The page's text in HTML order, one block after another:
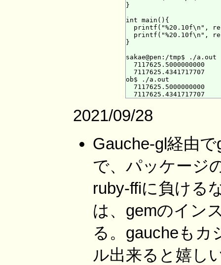
}
int main(){
printf("%20.10f\n",
printf("%20.10f\n",
}
sakae@pen:/tmp$ ./
  7117625.5000000000
  7117625.4341717707
ob$ ./a.out
7117625.5000000000
2021/09/28
Gauche-gl経由
で、パッケージ
ruby-ffiに負ける
は、gemのイン
る。gaucheも
ル出来ると嬉し